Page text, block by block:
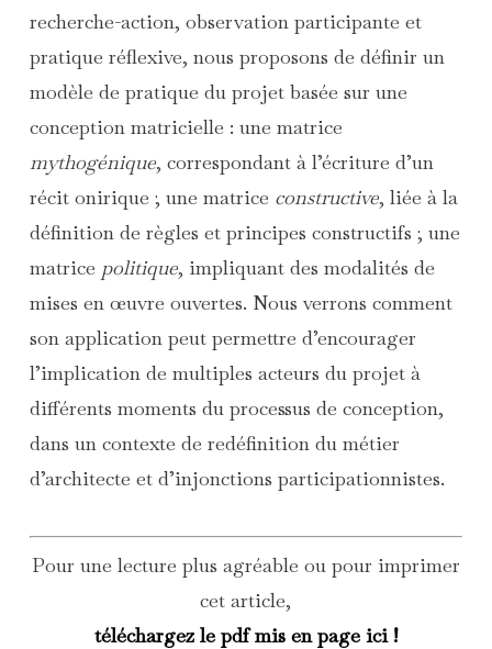
recherche-action, observation participante et
pratique réflexive, nous proposons de définir un
modèle de pratique du projet basée sur une
conception matricielle : une matrice
mythogénique, correspondant à l’écriture d’un
récit onirique ; une matrice constructive, liée à la
définition de règles et principes constructifs ; une
matrice politique, impliquant des modalités de
mises en œuvre ouvertes. Nous verrons comment
son application peut permettre d’encourager
l’implication de multiples acteurs du projet à
différents moments du processus de conception,
dans un contexte de redéfinition du métier
d’architecte et d’injonctions participationnistes.
Pour une lecture plus agréable ou pour imprimer
cet article,
téléchargez le pdf mis en page ici !